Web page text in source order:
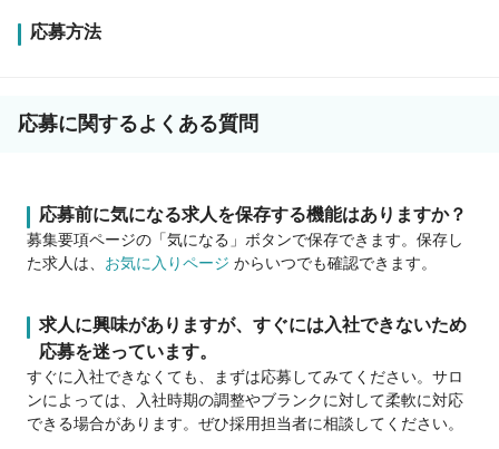
応募方法
応募に関するよくある質問
応募前に気になる求人を保存する機能はありますか？
募集要項ページの「気になる」ボタンで保存できます。保存し
た求人は、 お気に入りページ からいつでも確認できます。
求人に興味がありますが、すぐには入社できないため
応募を迷っています。
すぐに入社できなくても、まずは応募してみてください。サロ
ンによっては、入社時期の調整やブランクに対して柔軟に対応
できる場合があります。ぜひ採用担当者に相談してください。